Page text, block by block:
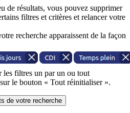
de résultats, vous pouvez supprimer
filtres et critères et relancer votre
recherche apparaissent de la façon
les filtres un par un ou tout
le bouton « Tout réinitialiser ».
de votre recherche